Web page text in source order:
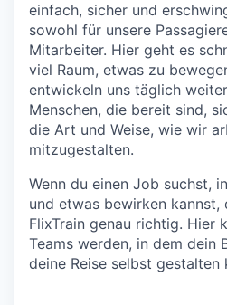
einfach, sicher und
sowohl für unsere
Mitarbeiter. Hier geht es
viel Raum, etwas zu
entwickeln uns täglich
Menschen, die bereit sind,
die Art und Weise, wie wir
mitzugestalten.
Wenn du einen Job suchst,
und etwas bewirken kannst,
FlixTrain genau richtig. Hier
Teams werden, in dem dein
deine Reise selbst gestalten